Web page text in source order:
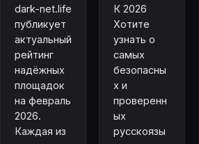
dark-net.life
публикует
актуальный
рейтинг
надёжных
площадок
на февраль
2026.
Каждая из
К 2026
Хотите
узнать о
самых
безопасны
х и
проверенн
ых
русскоязы